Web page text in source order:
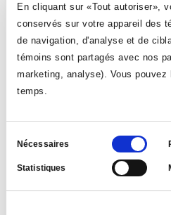
En cliquant sur «Tout autoriser»,
conservés sur votre appareil des
de navigation, d'analyse et de
témoins sont partagés avec nos
marketing, analyse). Vous
temps.
Sélection
consentement
Nécessaires
Statistiques
une
nouvelle
fenêtre
Les places pour certains ateliers sont
VOIR TOUTES
Suivez-